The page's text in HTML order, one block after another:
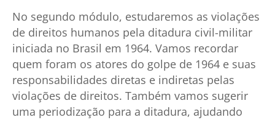
No segundo módulo, estudaremos as violações
de direitos humanos pela ditadura civil-militar
iniciada no Brasil em 1964. Vamos recordar
quem foram os atores do golpe de 1964 e suas
responsabilidades diretas e indiretas pelas
violações de direitos. Também vamos sugerir
uma periodização para a ditadura, ajudando